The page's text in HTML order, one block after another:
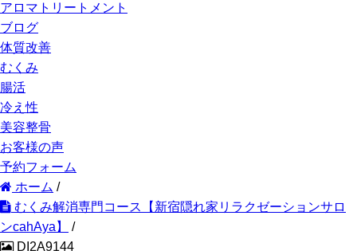
アロマトリートメント
ブログ
体質改善
むくみ
腸活
冷え性
美容整骨
お客様の声
予約フォーム
ホーム /
むくみ解消専門コース【新宿隠れ家リラクゼーションサロ
ンcahAya】
/
DI2A9144